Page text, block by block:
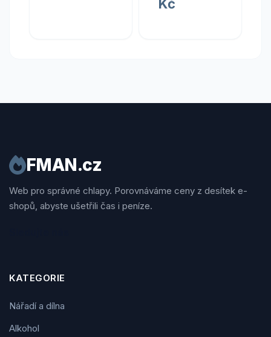
Kč
FMAN.cz
Web pro správné chlapy. Porovnáváme ceny z desítek e-
shopů, abyste ušetřili čas i peníze.
KATEGORIE
Nářadí a dílna
Alkohol